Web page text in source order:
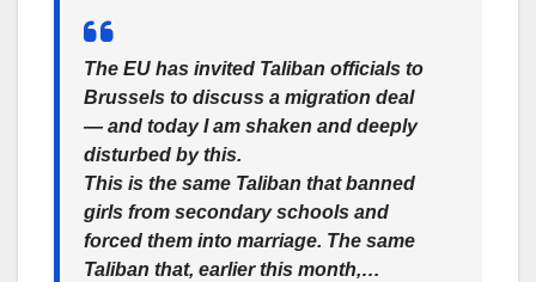
The EU has invited Taliban officials to
Brussels to discuss a migration deal
— and today I am shaken and deeply
disturbed by this.
This is the same Taliban that banned
girls from secondary schools and
forced them into marriage. The same
Taliban that, earlier this month,…